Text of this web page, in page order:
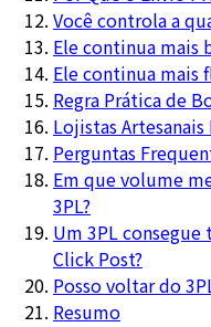
Você controla a
Ele continua mais
Ele continua mais
Regra Prática de
Lojistas
Perguntas
Em que volume
3PL?
Um 3PL
Click Post?
Posso voltar do
Resumo